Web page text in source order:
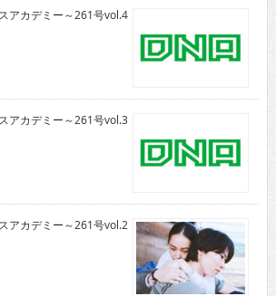
アカデミー～261号vol.4
アカデミー～261号vol.3
アカデミー～261号vol.2